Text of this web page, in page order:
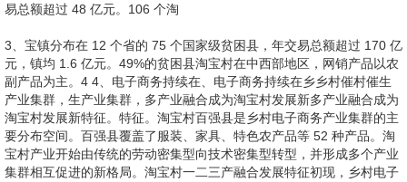
易总额超过 48 亿元。106 个淘
3、宝镇分布在 12 个省的 75 个国家级贫困县，年交易总额超过 170 亿
元，镇均 1.6 亿元。49%的贫困县淘宝村在中西部地区，网销产品以农
副产品为主。4 4、电子商务持续在、电子商务持续在乡乡村催村催生
产业集群，生产业集群，多产业融合成为淘宝村发展新多产业融合成为
淘宝村发展新特征。特征。淘宝村百强县是乡村电子商务产业集群的主
要分布空间。百强县覆盖了服装、家具、特色农产品等 52 种产品。淘
宝村产业开始由传统的劳动密集型向技术密集型转型，并形成多个产业
集群相互促进的新格局。淘宝村一二三产融合发展特征初现，乡村电子